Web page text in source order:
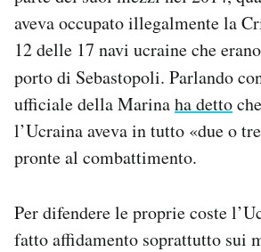
aveva occupato illegalmente la
12 delle 17 navi ucraine che
porto di Sebastopoli. Parlando
ufficiale della Marinaha detto
l’Ucraina aveva in tutto «due o
pronte al combattimento.
Per difendere le proprie coste
fatto affidamento soprattutto sui